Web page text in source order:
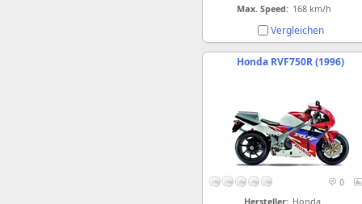
Max. Speed: 168 km/h
Vergleichen
Honda RVF750R (1996)
0
Hersteller: Honda